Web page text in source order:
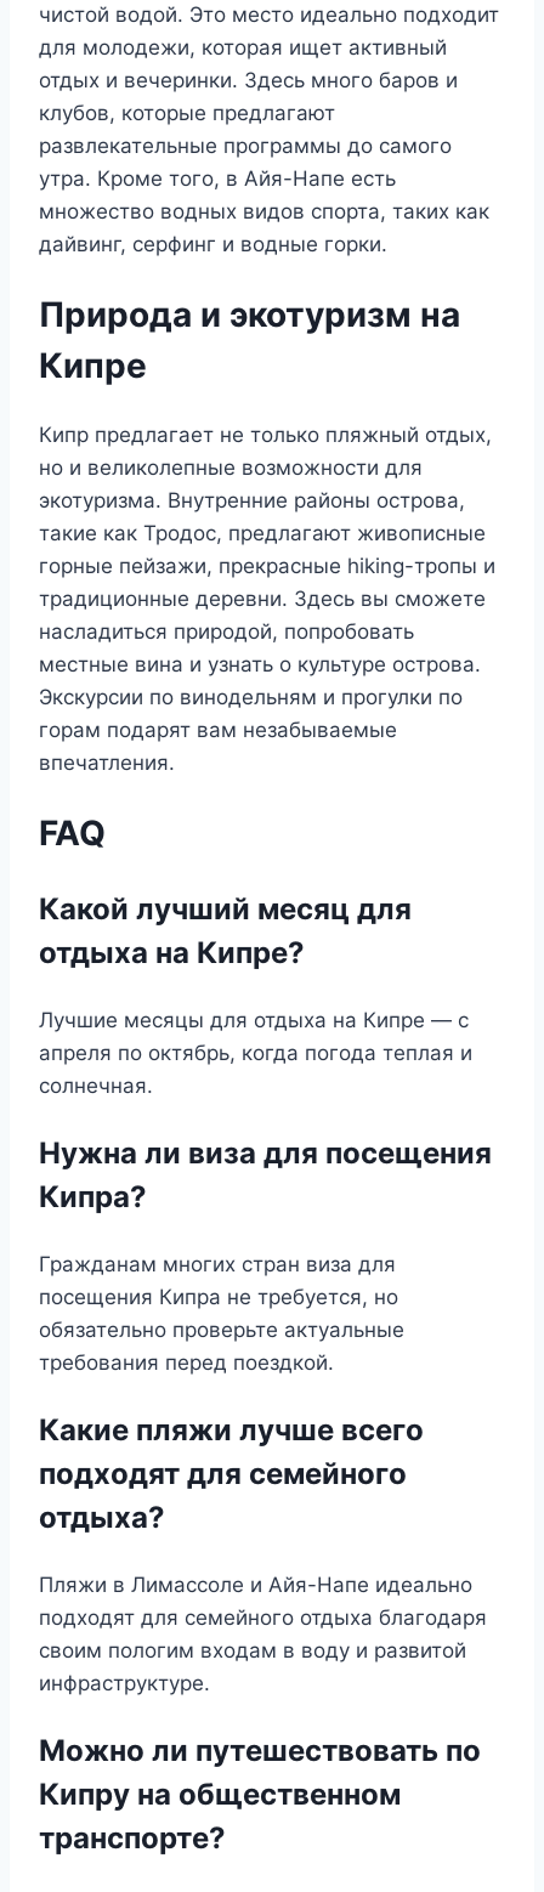
чистой водой. Это место идеально подходит
для молодежи, которая ищет активный
отдых и вечеринки. Здесь много баров и
клубов, которые предлагают
развлекательные программы до самого
утра. Кроме того, в Айя-Напе есть
множество водных видов спорта, таких как
дайвинг, серфинг и водные горки.
Природа и экотуризм на
Кипре
Кипр предлагает не только пляжный отдых,
но и великолепные возможности для
экотуризма. Внутренние районы острова,
такие как Тродос, предлагают живописные
горные пейзажи, прекрасные hiking-тропы и
традиционные деревни. Здесь вы сможете
насладиться природой, попробовать
местные вина и узнать о культуре острова.
Экскурсии по винодельням и прогулки по
горам подарят вам незабываемые
впечатления.
FAQ
Какой лучший месяц для
отдыха на Кипре?
Лучшие месяцы для отдыха на Кипре — с
апреля по октябрь, когда погода теплая и
солнечная.
Нужна ли виза для посещения
Кипра?
Гражданам многих стран виза для
посещения Кипра не требуется, но
обязательно проверьте актуальные
требования перед поездкой.
Какие пляжи лучше всего
подходят для семейного
отдыха?
Пляжи в Лимассоле и Айя-Напе идеально
подходят для семейного отдыха благодаря
своим пологим входам в воду и развитой
инфраструктуре.
Можно ли путешествовать по
Кипру на общественном
транспорте?